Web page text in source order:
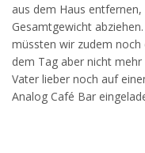
aus dem Haus
Gesamtgewicht
müssten wir zudem noch
dem Tag aber nicht
Vater lieber noch auf
Analog Café Bar